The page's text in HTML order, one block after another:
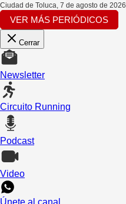
Ciudad de Toluca 7 de agosto de 2026
VER MÁS PERIÓDICOS
Cerrar
Newsletter
Circuito Running
Podcast
Video
Únete al canal